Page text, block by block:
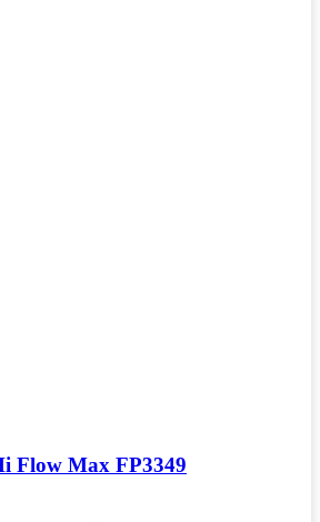
Flow Max FP3349